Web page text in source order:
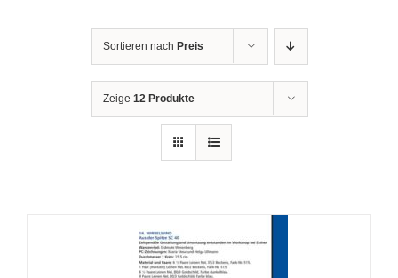
Sortieren nach Preis
Zeige 12 Produkte